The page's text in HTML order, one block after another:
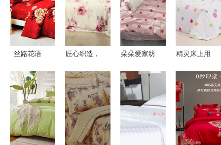
丝路花语
包的极致生
活美学
匠心织造，
——长期供
应高品质纯
棉四件套床
品
朵朵爱家纺
适之选，提
升卧室幸福
感——探蘑
菇街优店床
精灵床上用
300-500元
价位值不值
得买？返利
网比价攻略